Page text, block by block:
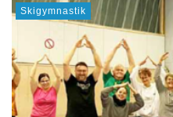
Skigymnastik